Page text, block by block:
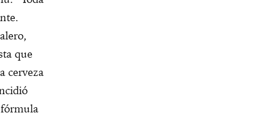
que
cerveza